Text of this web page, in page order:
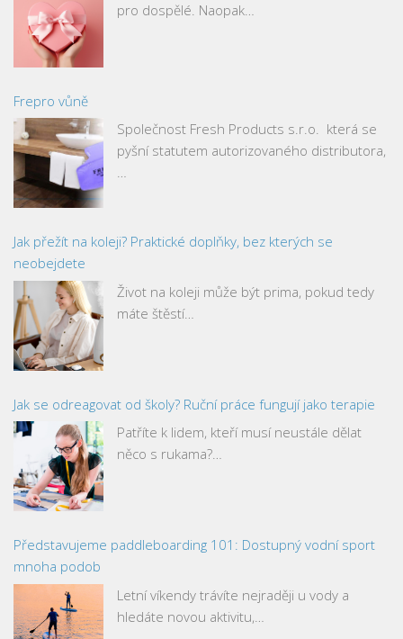
pro dospělé. Naopak…
Frepro vůně
Společnost Fresh Products s.r.o. která se
pyšní statutem autorizovaného distributora,
…
Jak přežít na koleji? Praktické doplňky, bez kterých se
neobejdete
Život na koleji může být prima, pokud tedy
máte štěstí…
Jak se odreagovat od školy? Ruční práce fungují jako terapie
Patříte k lidem, kteří musí neustále dělat
něco s rukama?…
Představujeme paddleboarding 101: Dostupný vodní sport
mnoha podob
Letní víkendy trávíte nejraději u vody a
hledáte novou aktivitu,…